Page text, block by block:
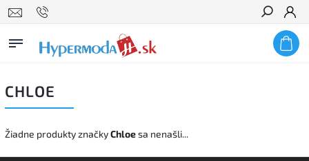
Hľadať
CHLOE
Žiadne produkty značkyChloesa nenašli...